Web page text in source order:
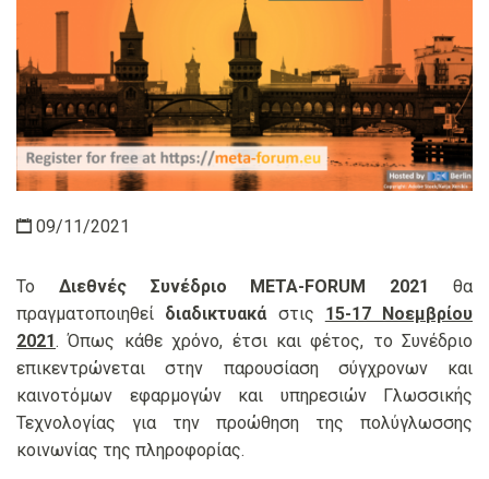
09/11/2021
Το Διεθνές Συνέδριο META-FORUM 2021
θα
πραγματοποιηθεί διαδικτυακά στις 15-17 Νοεμβρίου
2021. Όπως κάθε χρόνο, έτσι και φέτος, το Συνέδριο
επικεντρώνεται στην παρουσίαση σύγχρονων και
καινοτόμων εφαρμογών και υπηρεσιών Γλωσσικής
Τεχνολογίας για την προώθηση της πολύγλωσσης
κοινωνίας της πληροφορίας.